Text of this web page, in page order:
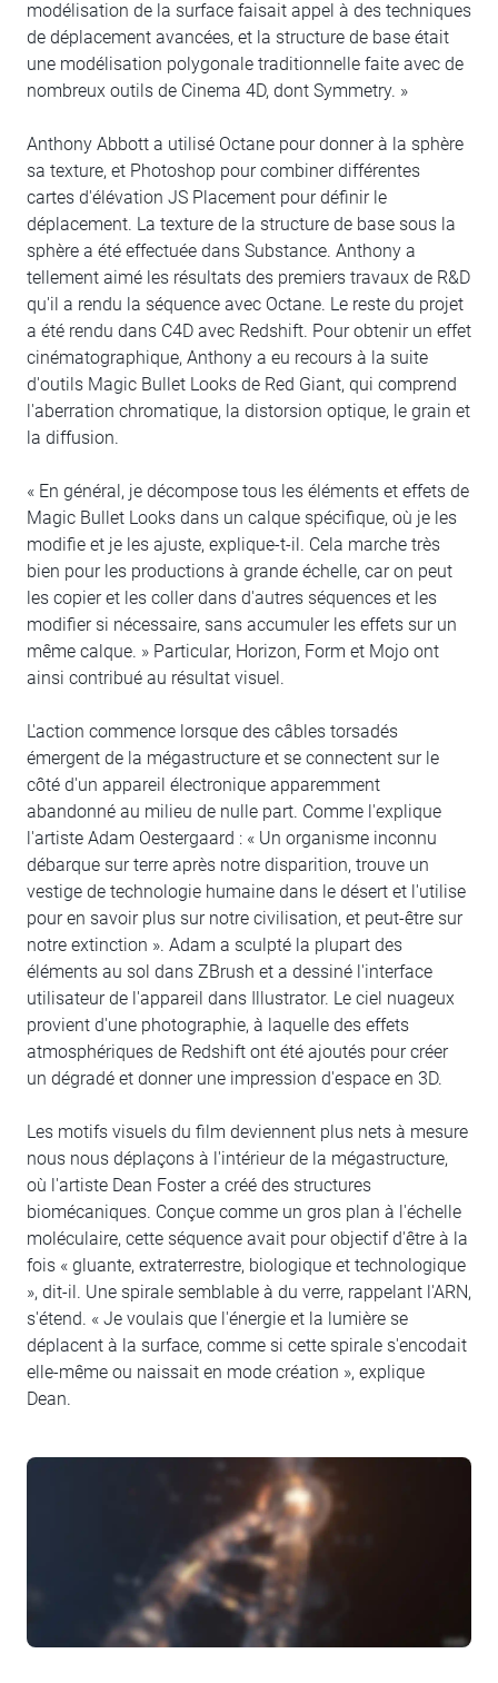
modélisation de la surface faisait appel à des techniques
de déplacement avancées, et la structure de base était
une modélisation polygonale traditionnelle faite avec de
nombreux outils de Cinema 4D, dont Symmetry. »
Anthony Abbott a utilisé Octane pour donner à la sphère
sa texture, et Photoshop pour combiner différentes
cartes d'élévation JS Placement pour définir le
déplacement. La texture de la structure de base sous la
sphère a été effectuée dans Substance. Anthony a
tellement aimé les résultats des premiers travaux de R&D
qu'il a rendu la séquence avec Octane. Le reste du projet
a été rendu dans C4D avec Redshift. Pour obtenir un effet
cinématographique, Anthony a eu recours à la suite
d'outils Magic Bullet Looks de Red Giant, qui comprend
l'aberration chromatique, la distorsion optique, le grain et
la diffusion.
« En général, je décompose tous les éléments et effets de
Magic Bullet Looks dans un calque spécifique, où je les
modifie et je les ajuste, explique-t-il. Cela marche très
bien pour les productions à grande échelle, car on peut
les copier et les coller dans d'autres séquences et les
modifier si nécessaire, sans accumuler les effets sur un
même calque. » Particular, Horizon, Form et Mojo ont
ainsi contribué au résultat visuel.
L'action commence lorsque des câbles torsadés
émergent de la mégastructure et se connectent sur le
côté d'un appareil électronique apparemment
abandonné au milieu de nulle part. Comme l'explique
l'artiste Adam Oestergaard : « Un organisme inconnu
débarque sur terre après notre disparition, trouve un
vestige de technologie humaine dans le désert et l'utilise
pour en savoir plus sur notre civilisation, et peut-être sur
notre extinction ». Adam a sculpté la plupart des
éléments au sol dans ZBrush et a dessiné l'interface
utilisateur de l'appareil dans Illustrator. Le ciel nuageux
provient d'une photographie, à laquelle des effets
atmosphériques de Redshift ont été ajoutés pour créer
un dégradé et donner une impression d'espace en 3D.
Les motifs visuels du film deviennent plus nets à mesure
nous nous déplaçons à l'intérieur de la mégastructure,
où l'artiste Dean Foster a créé des structures
biomécaniques. Conçue comme un gros plan à l'échelle
moléculaire, cette séquence avait pour objectif d'être à la
fois « gluante, extraterrestre, biologique et technologique
», dit-il. Une spirale semblable à du verre, rappelant l'ARN,
s'étend. « Je voulais que l'énergie et la lumière se
déplacent à la surface, comme si cette spirale s'encodait
elle-même ou naissait en mode création », explique
Dean.